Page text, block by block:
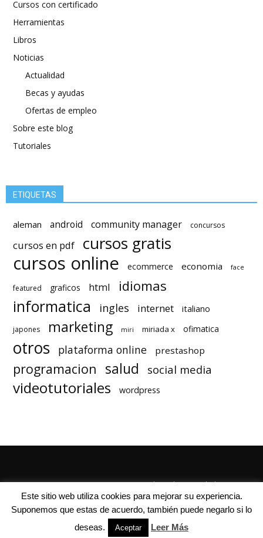
Cursos con certificado
Herramientas
Libros
Noticias
Actualidad
Becas y ayudas
Ofertas de empleo
Sobre este blog
Tutoriales
ETIQUETAS
aleman android community manager concursos
cursos en pdf cursos gratis
cursos online ecommerce economia face
featured graficos html idiomas
informatica ingles internet italiano
japones marketing miri miriada x ofimatica
otros plataforma online prestashop
programacion salud social media
videotutoriales wordpress
Quienes Somos Autores Politica de Privacidad
© Mil Cursos Gratis 2018
Este sitio web utiliza cookies para mejorar su experiencia.
Suponemos que estas de acuerdo, también puede negarlo si lo
deseas.
Aceptar Leer Más